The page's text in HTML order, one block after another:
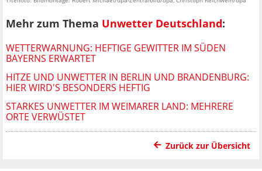
Mehr zum Thema Unwetter Deutschland:
WETTERWARNUNG: HEFTIGE GEWITTER IM SÜDEN
BAYERNS ERWARTET
HITZE UND UNWETTER IN BERLIN UND BRANDENBURG:
HIER WIRD'S BESONDERS HEFTIG
STARKES UNWETTER IM WEIMARER LAND: MEHRERE
ORTE VERWÜSTET
Zurück zur Übersicht